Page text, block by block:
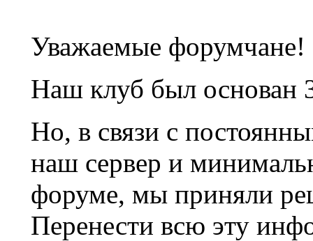
Уважаемые форумчане!
Наш клуб был основан
Но, в связи с
наш сервер и
форуме, мы приняли
Перенести всю эту